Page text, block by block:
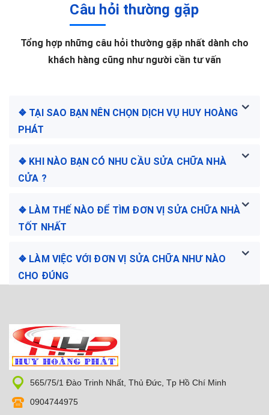
Câu hỏi thường gặp
Tổng hợp những câu hỏi thường gặp nhất dành cho
khách hàng cũng như người cần tư vấn
❖ TẠI SAO BẠN NÊN CHỌN DỊCH VỤ HUY HOÀNG
PHÁT
❖ KHI NÀO BẠN CÓ NHU CẦU SỬA CHỮA NHÀ
CỬA ?
❖ LÀM THẾ NÀO ĐỂ TÌM ĐƠN VỊ SỬA CHỮA NHÀ
TỐT NHẤT
❖ LÀM VIỆC VỚI ĐƠN VỊ SỬA CHỮA NHƯ NÀO
CHO ĐÚNG
565/75/1 Đào Trinh Nhất, Thủ Đức, Tp Hồ Chí Minh
0904744975